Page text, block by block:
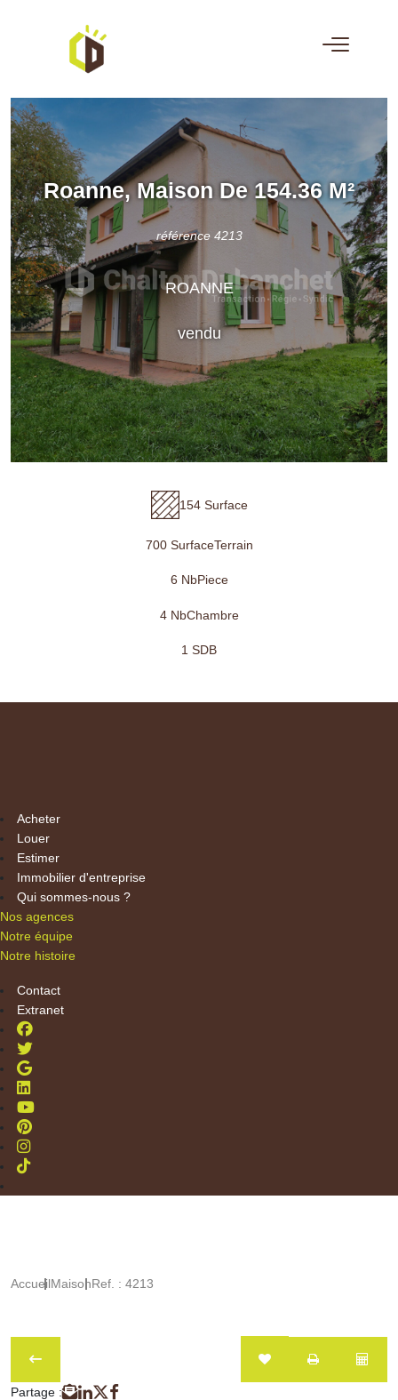
Roanne, Maison De 154.36 M²
référence 4213
ROANNE
vendu
154 Surface
700 SurfaceTerrain
6 NbPiece
4 NbChambre
1 SDB
Acheter
Louer
Estimer
Immobilier d'entreprise
Qui sommes-nous ?
Nos agences
Notre équipe
Notre histoire
Contact
Extranet
AccueilMaisonRef. : 4213
Partage :